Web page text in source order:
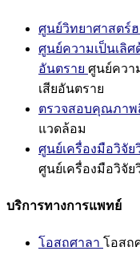
ศูนย์วิทยาศาสตร์
ศูนย์ความเป็นเลิศ
อันตราย ศูนย์ควา
เสียอันตราย
ตรวจสอบคุณภาพ
แวดล้อม
ศูนย์เครื่องมือวิจัย
ศูนย์เครื่องมือวิจัย
บริการทางการแพทย์
โอสถศาลา โอสถ